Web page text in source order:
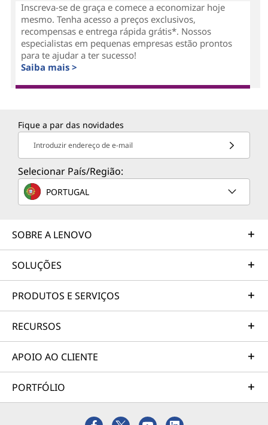
Inscreva-se de graça e comece a economizar hoje
mesmo. Tenha acesso a preços exclusivos,
recompensas e entrega rápida grátis*. Nossos
especialistas em pequenas empresas estão prontos
para te ajudar a ter sucesso!
Saiba mais >
Fique a par das novidades
Introduzir endereço de e-mail
Selecionar País/Região:
PORTUGAL
SOBRE A LENOVO
SOLUÇÕES
PRODUTOS E SERVIÇOS
RECURSOS
APOIO AO CLIENTE
PORTFÓLIO